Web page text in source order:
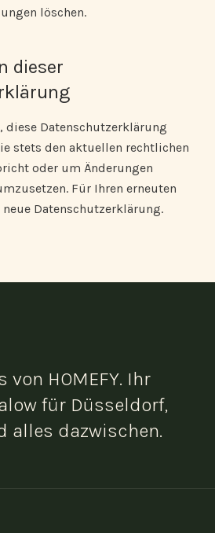
löschen.
dieser
diese Datenschutzerklärung
stets den aktuellen rechtlichen
oder um Änderungen
Für Ihren erneuten
Datenschutzerklärung.
von HOMEFY. Ihr
für Düsseldorf,
alles dazwischen.